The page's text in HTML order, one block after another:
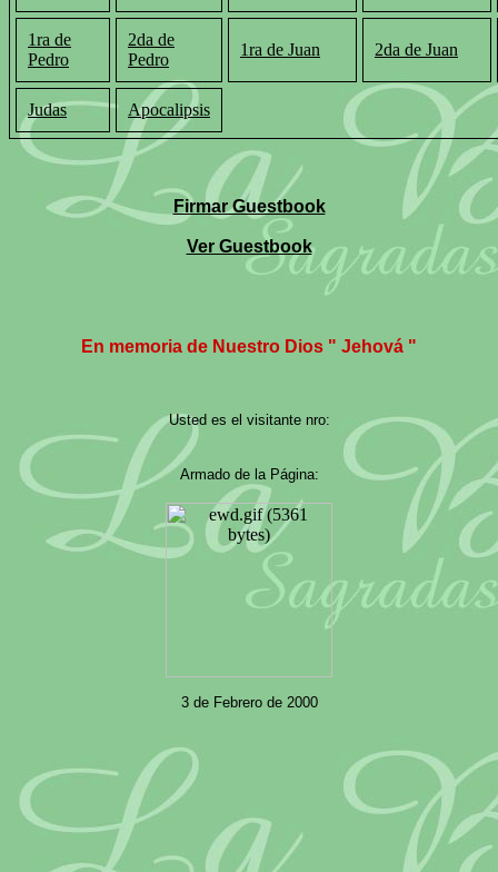
1ra de
Pedro
2da de
Pedro
1ra de Juan 2da de Juan
Judas Apocalipsis
Firmar Guestbook
Ver Guestbook
En memoria de Nuestro Dios " Jehová "
Usted es el visitante nro:
Armado de la Página:
3 de Febrero de 2000